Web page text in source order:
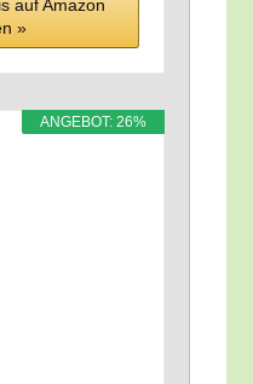
auf Ama­zon
»
ANGE­BOT: 26%